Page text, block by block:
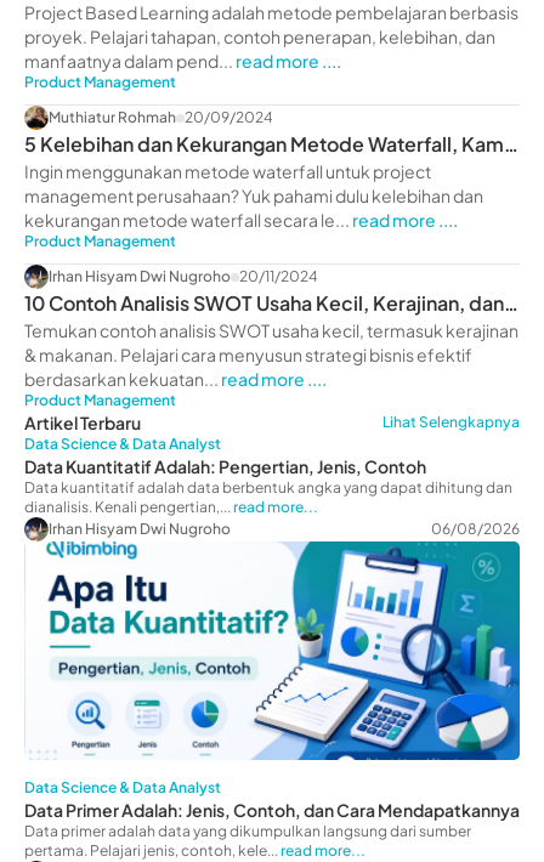
Manfaat
Project Based Learning adalah metode pembelajaran berbasis
proyek. Pelajari tahapan, contoh penerapan, kelebihan, dan
manfaatnya dalam pend... read more ....
Product Management
Muthiatur Rohmah 20/09/2024
5 Kelebihan dan Kekurangan Metode Waterfall, Kamu
Wajib Tahu!
Ingin menggunakan metode waterfall untuk project
management perusahaan? Yuk pahami dulu kelebihan dan
kekurangan metode waterfall secara le... read more ....
Product Management
Irhan Hisyam Dwi Nugroho 20/11/2024
10 Contoh Analisis SWOT Usaha Kecil, Kerajinan, dan
Makanan
Temukan contoh analisis SWOT usaha kecil, termasuk kerajinan
& makanan. Pelajari cara menyusun strategi bisnis efektif
berdasarkan kekuatan... read more ....
Product Management
Artikel Terbaru
Lihat Selengkapnya
Data Science & Data Analyst
Data Kuantitatif Adalah: Pengertian, Jenis, Contoh
Data kuantitatif adalah data berbentuk angka yang dapat dihitung dan
dianalisis. Kenali pengertian,...read more...
Irhan Hisyam Dwi Nugroho
06/08/2026
Data Science & Data Analyst
Data Primer Adalah: Jenis, Contoh, dan Cara Mendapatkannya
Data primer adalah data yang dikumpulkan langsung dari sumber
pertama. Pelajari jenis, contoh, kele...read more...